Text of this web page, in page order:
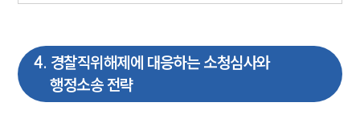
업무사례
주요 업무사례
사례분석/최신동향
법률정보
4. 경찰직위해제에 대응하는 소청심사와
행정소송 전략